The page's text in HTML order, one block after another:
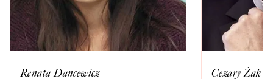
Renata Dancewicz Cezary Żak